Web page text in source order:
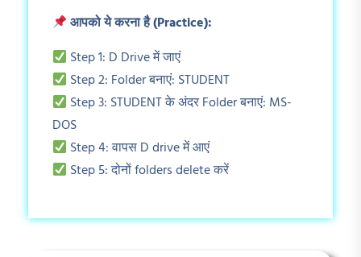
आपको ये करना है (Practice):
Step 1: D Drive में जाएं
Step 2: Folder बनाएं: STUDENT
Step 3: STUDENT के अंदर Folder बनाएं: MS-
DOS
Step 4: वापस D drive में आएं
Step 5: दोनों folders delete करें